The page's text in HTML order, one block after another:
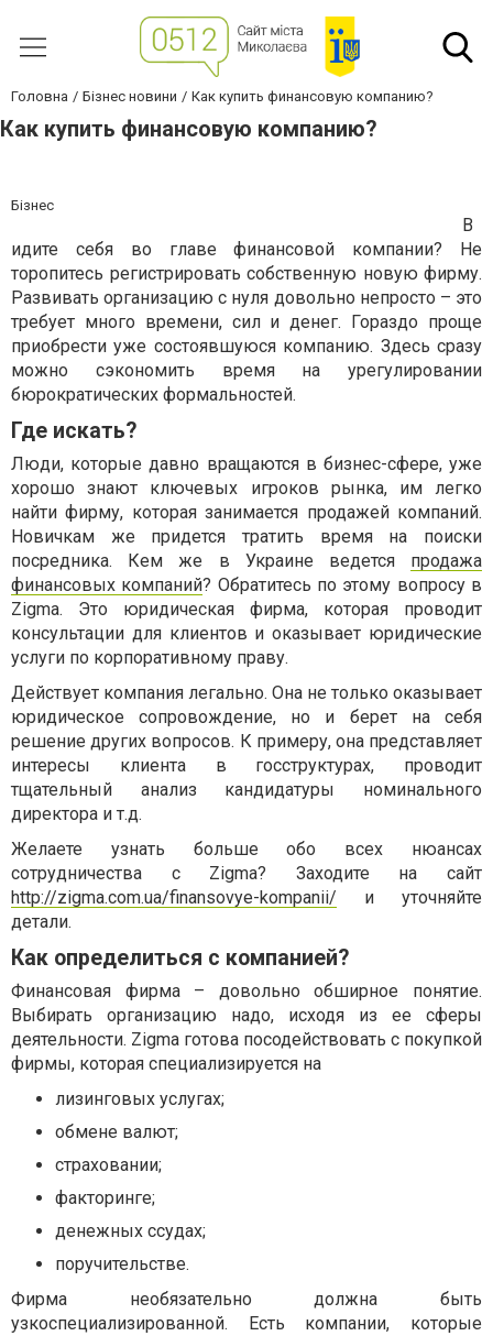
Головна Бізнес новини Как купить финансовую компанию?
Как купить финансовую компанию?
Бізнес
В
идите себя во главе финансовой компании? Не
торопитесь регистрировать собственную новую фирму.
Развивать организацию с нуля довольно непросто – это
требует много времени, сил и денег. Гораздо проще
приобрести уже состоявшуюся компанию. Здесь сразу
можно сэкономить время на урегулировании
бюрократических формальностей.
Где искать?
Люди, которые давно вращаются в бизнес-сфере, уже
хорошо знают ключевых игроков рынка, им легко
найти фирму, которая занимается продажей компаний.
Новичкам же придется тратить время на поиски
посредника. Кем же в Украине ведется продажа
финансовых компаний? Обратитесь по этому вопросу в
Zigma. Это юридическая фирма, которая проводит
консультации для клиентов и оказывает юридические
услуги по корпоративному праву.
Действует компания легально. Она не только оказывает
юридическое сопровождение, но и берет на себя
решение других вопросов. К примеру, она представляет
интересы клиента в госструктурах, проводит
тщательный анализ кандидатуры номинального
директора и т.д.
Желаете узнать больше обо всех нюансах
сотрудничества с Zigma? Заходите на сайт
http://zigma.com.ua/finansovye-kompanii/ и уточняйте
детали.
Как определиться с компанией?
Финансовая фирма – довольно обширное понятие.
Выбирать организацию надо, исходя из ее сферы
деятельности. Zigma готова посодействовать с покупкой
фирмы, которая специализируется на
лизинговых услугах;
обмене валют;
страховании;
факторинге;
денежных ссудах;
поручительстве.
Фирма необязательно должна быть
узкоспециализированной. Есть компании, которые